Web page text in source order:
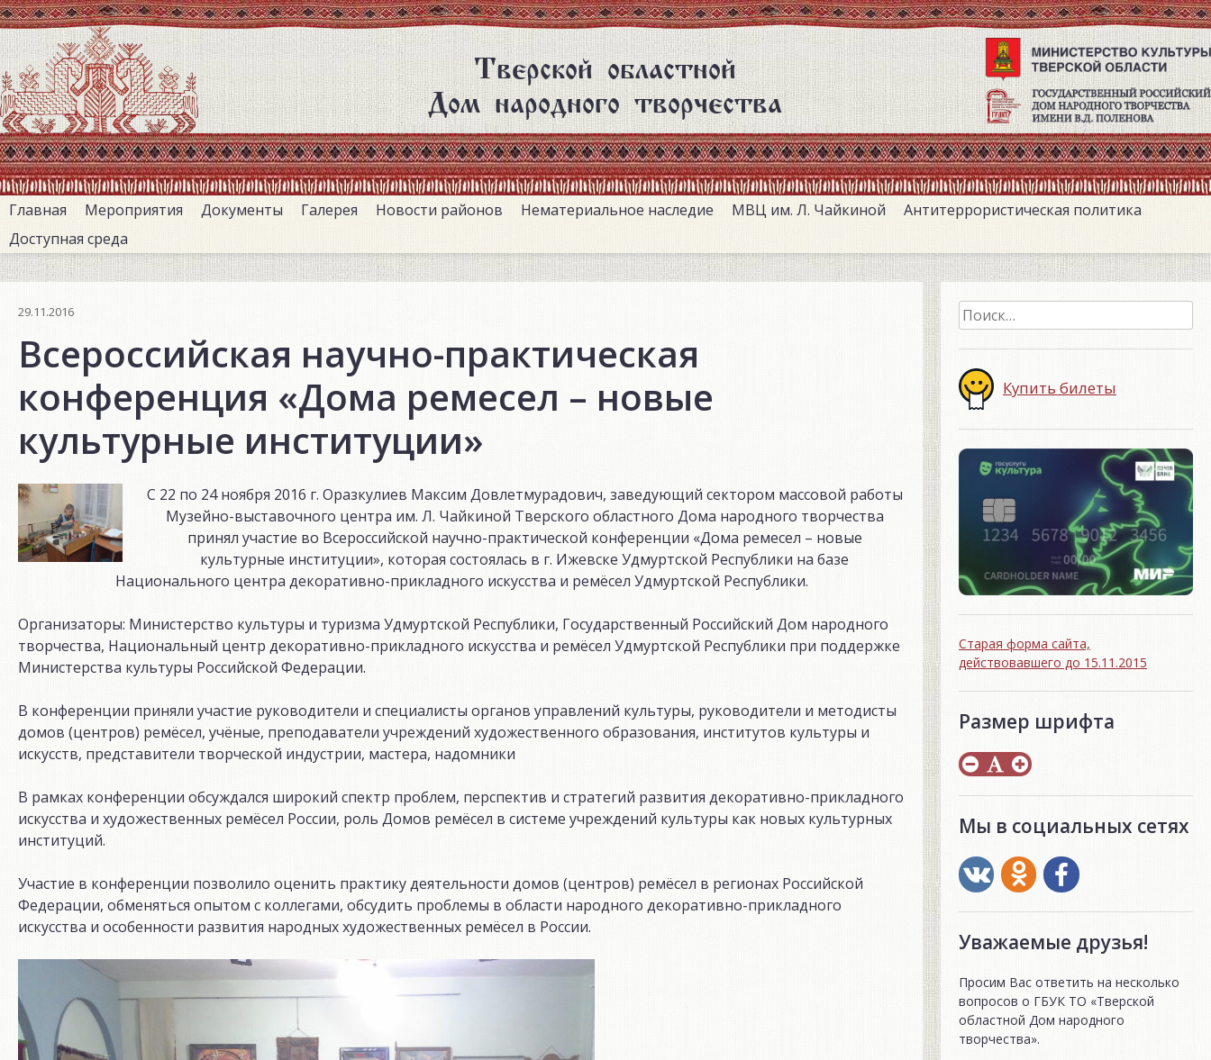
Перейти
к
основному
содержанию
Тверской областной
Дом народного творчества
Главная Мероприятия Документы Галерея Новости районов Нематериальное наследие МВЦ им. Л. Чайкиной
Антитеррористическая политика
Доступная среда
29.11.2016
Всероссийская научно-практическая
конференция «Дома ремесел – новые
культурные институции»
С 22 по 24 ноября 2016 г. Оразкулиев Максим Довлетмурадович, заведующий сектором массовой работы
Музейно-выставочного центра им. Л. Чайкиной Тверского областного Дома народного творчества
принял участие во Всероссийской научно-практической конференции «Дома ремесел – новые
культурные институции», которая состоялась в г. Ижевске Удмуртской Республики на базе
Национального центра декоративно-прикладного искусства и ремёсел Удмуртской Республики.
Организаторы: Министерство культуры и туризма Удмуртской Республики, Государственный Российский Дом народного
творчества, Национальный центр декоративно-прикладного искусства и ремёсел Удмуртской Республики при поддержке
Министерства культуры Российской Федерации.
В конференции приняли участие руководители и специалисты органов управлений культуры, руководители и методисты
домов (центров) ремёсел, учёные, преподаватели учреждений художественного образования, институтов культуры и
искусств, представители творческой индустрии, мастера, надомники
В рамках конференции обсуждался широкий спектр проблем, перспектив и стратегий развития декоративно-прикладного
искусства и художественных ремёсел России, роль Домов ремёсел в системе учреждений культуры как новых культурных
институций.
Участие в конференции позволило оценить практику деятельности домов (центров) ремёсел в регионах Российской
Федерации, обменяться опытом с коллегами, обсудить проблемы в области народного декоративно-прикладного
искусства и особенности развития народных художественных ремёсел в России.
Найти:
Купить билеты
Старая форма сайта,
действовавшего до 15.11.2015
Размер шрифта
Мы в социальных сетях
Уважаемые друзья!
Просим Вас ответить на несколько
вопросов о ГБУК ТО «Тверской
областной Дом народного
творчества».